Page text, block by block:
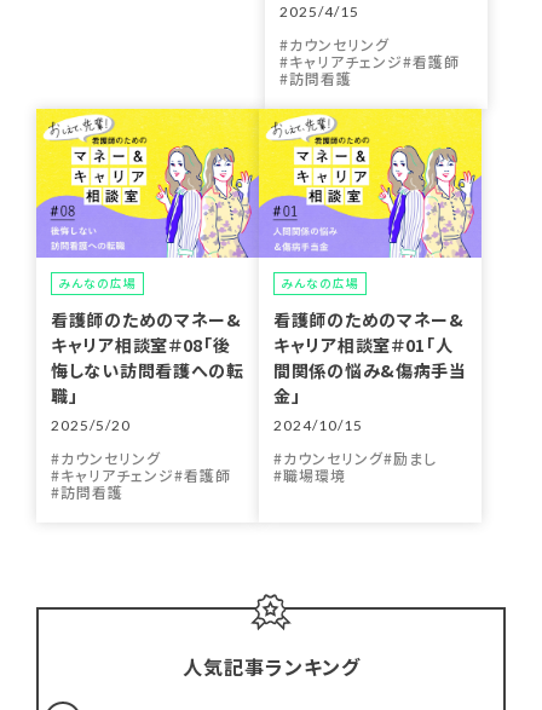
2025/4/15
カウンセリング
キャリアチェンジ 看護師
訪問看護
みんなの広場
看護師のためのマネー&
キャリア相談室＃08「後
悔しない訪問看護への転
職」
2025/5/20
カウンセリング
キャリアチェンジ 看護師
訪問看護
みんなの広場
看護師のためのマネー&
キャリア相談室＃01「人
間関係の悩み&傷病手当
金」
2024/10/15
カウンセリング 励まし
職場環境
人気記事ランキング